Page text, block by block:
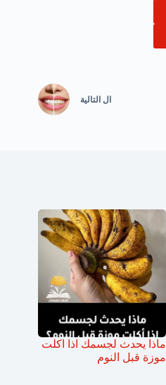
ال التالية
ماذا يحدث لجسمك اذا اكلت
موزة قبل النوم